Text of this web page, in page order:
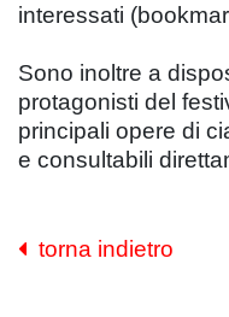
interessati
Sono inoltre a
protagonisti del
principali opere di
e consultabili
torna indietro